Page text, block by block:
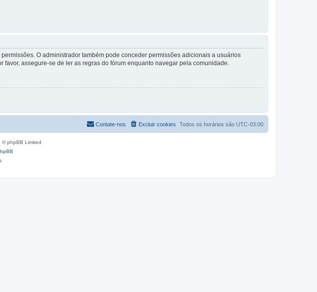
O administrador também pode conceder permissões adicionais a usuários
assegure-se de ler as regras do fórum enquanto navegar pela comunidade.
Todos os horários são UTC-03:00
Excluir cookies
Contate-nos
© phpBB Limited